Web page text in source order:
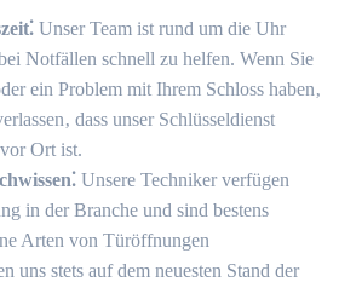
Unser Team ist rund um die Uhr
Notfällen schnell zu helfen.​ Wenn Sie
ein Problem mit Ihrem Schloss haben‚
dass unser Schlüsseldienst
Ort ist.​
Unsere Techniker verfügen
in der Branche und sind bestens
Arten von Türöffnungen
uns stets auf dem neuesten Stand der